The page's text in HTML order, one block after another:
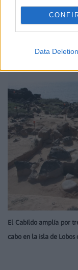
Data Deletion
Noviembre 15, 2016
Continúan
El Cabildo amplía por
cabo en la isla de Lobos